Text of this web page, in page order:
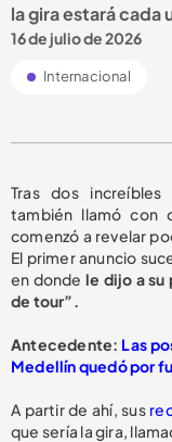
la gira estará cada
16 de julio de 2026
Internacional
Tras dos
también llamó con
comenzó a revelar
El primer anuncio
en donde le dijo a su
de tour”.
Antecedente: Las
Medellín quedó por
A partir de ahí, sus
que sería la gira,